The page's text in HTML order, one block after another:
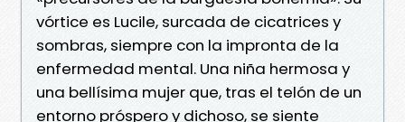
vórtice es Lucile, surcada de cicatrices y
sombras, siempre con la impronta de la
enfermedad mental. Una niña hermosa y
una bellísima mujer que, tras el telón de un
entorno próspero y dichoso, se siente